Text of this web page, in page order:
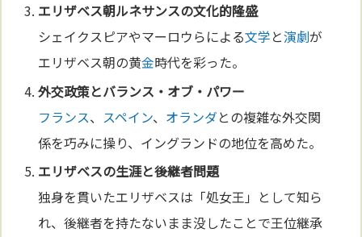
エリザベス朝ルネサンスの文化的隆盛
シェイクスピアやマーロウらによる文学と演劇が
エリザベス朝の黄金時代を彩った。
外交政策とバランス・オブ・パワー
フランス、 スペイン、 オランダとの複雑な外交関
係を巧みに操り、イングランドの地位を高めた。
エリザベスの生涯と後継者問題
独身を貫いたエリザベスは「処女王」として知ら
れ、後継者を持たないまま没したことで王位継承